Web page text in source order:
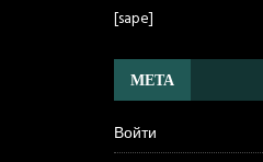
[sape]
МЕТА
Войти